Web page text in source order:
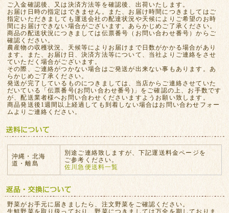
ご入金確認後、又は決済方法等を確認後、出荷いたします。
お届け日時の指定はできません。また、お届け時間につきましてはご
指定いただきましても運送会社の配達状況や天候によりご希望のお時
間にお届けできない場合がございます。あらかじめご了承ください。
商品の配送状況につきましては伝票番号（お問い合わせ番号）からご
確認ください。
農産物の収穫状況、天候等によりお届けまで日数がかかる場合があり
ます。また、お届け日、決済方法等について、当社よりご連絡をさせ
ていただく場合がございます。
その際、ご連絡がつかない場合はご発送が出来ない事もあります。あ
らかじめご了承ください。
発送が完了しているものにつきましては、当店からご連絡させていた
だいている「伝票番号(お問い合わせ番号)」をご確認の上、お手数です
が、配送業者様へお問い合わせくださいますようお願い致します。
商品発送後1週間以上経過しても到着しない場合はお問い合わせフォー
ムよりご連絡ください。
沖縄・北海
道・離島
別途ご連絡致しますが、下記運送料金ページを
ご参考ください。
佐川急便送料一覧
野菜がお手元に届きましたら、注文野菜をご確認ください。
生鮮野菜を取り扱っており、野菜につきましては万全を期しておりま